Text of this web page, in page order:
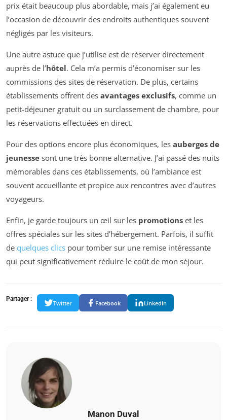
prix était beaucoup plus abordable, mais j’ai également eu
l’occasion de découvrir des endroits authentiques souvent
négligés par les visiteurs.
Une autre astuce que j’utilise est de réserver directement
auprès de l’hôtel. Cela m’a permis d’économiser sur les
commissions des sites de réservation. De plus, certains
établissements offrent des avantages exclusifs, comme un
petit-déjeuner gratuit ou un surclassement de chambre, pour
les réservations effectuées en direct.
Pour des options encore plus économiques, les auberges de
jeunesse sont une très bonne alternative. J’ai passé des nuits
mémorables dans ces établissements, où l’ambiance est
souvent accueillante et propice aux rencontres avec d’autres
voyageurs.
Enfin, je garde toujours un œil sur les promotions et les
offres spéciales sur les sites d’hébergement. Parfois, il suffit
de quelques clics pour tomber sur une remise intéressante
qui peut significativement réduire le coût de mon séjour.
Partager :
Twitter Facebook LinkedIn
Manon Duval